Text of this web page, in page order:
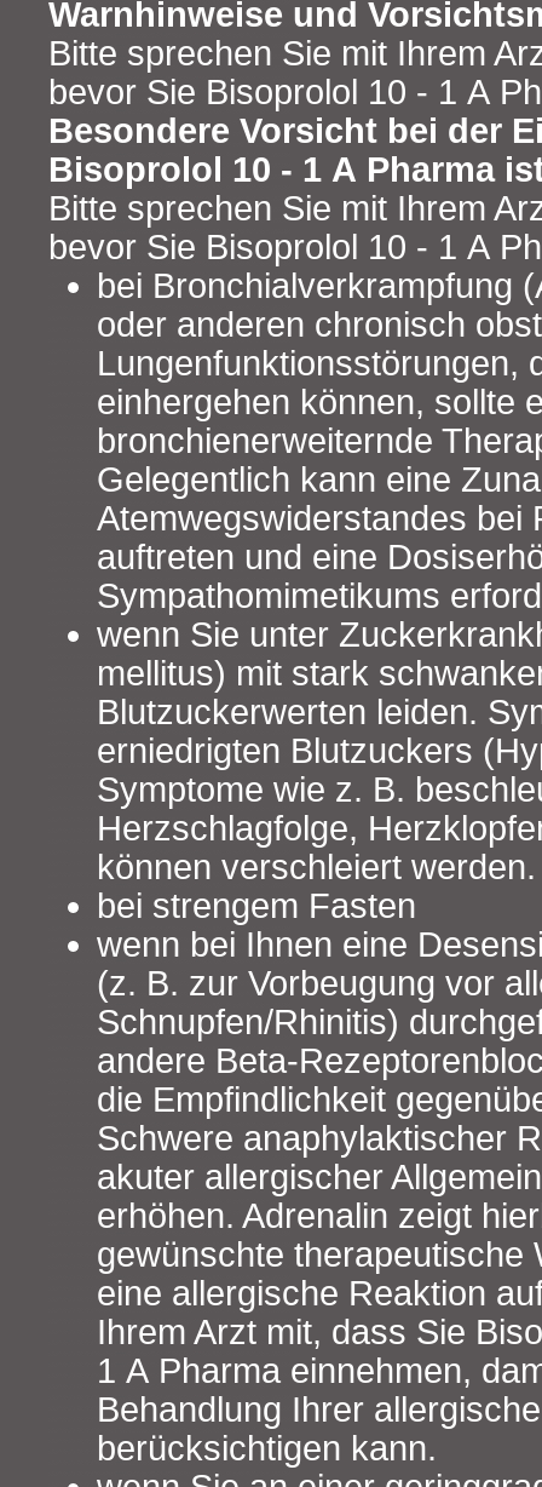
Warnhinweise und
Bitte sprechen Sie mit Ihrem
bevor Sie Bisoprolol 10 - 1 A
Besondere Vorsicht bei der
Bisoprolol 10 - 1 A Pharma
Bitte sprechen Sie mit Ihrem
bevor Sie Bisoprolol 10 - 1 A
bei Bronchialverkrampfung
oder anderen chronisch
Lungenfunktionsstörungen,
einhergehen können, sollte
bronchienerweiternde
Gelegentlich kann eine
Atemwegswiderstandes bei
auftreten und eine
Sympathomimetikums
wenn Sie unter
mellitus) mit stark
Blutzuckerwerten leiden.
erniedrigten Blutzuckers
Symptome wie z. B.
Herzschlagfolge,
können verschleiert werden.
bei strengem Fasten
wenn bei Ihnen eine
(z. B. zur Vorbeugung vor
Schnupfen/Rhinitis)
andere Beta-
die Empfindlichkeit
Schwere anaphylaktischer
akuter allergischer
erhöhen. Adrenalin zeigt
gewünschte therapeutische
eine allergische Reaktion
Ihrem Arzt mit, dass Sie
1 A Pharma einnehmen,
Behandlung Ihrer
berücksichtigen kann.